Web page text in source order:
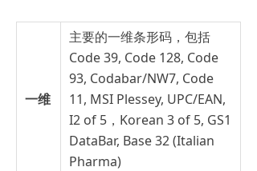
一维
主要的一维条形码，包括
Code 39, Code 128, Code
93, Codabar/NW7, Code
11, MSI Plessey, UPC/EAN,
I2 of 5，Korean 3 of 5, GS1
DataBar, Base 32 (Italian
Pharma)